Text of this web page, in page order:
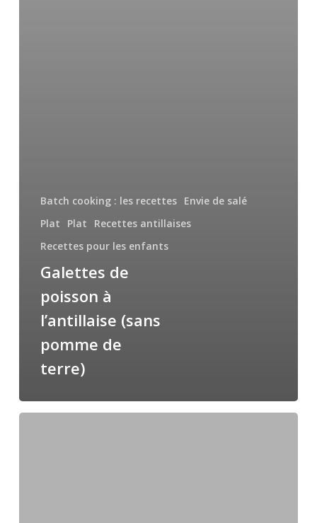
Batch cooking : les recettes Envie de salé
Plat
Plat
Recettes antillaises
Recettes pour les enfants
Galettes de
poisson à
l’antillaise (sans
pomme de
terre)